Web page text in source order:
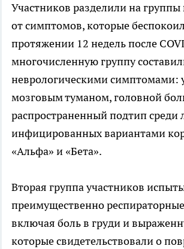
Участников разделили на группы
от симптомов, которые
протяжении 12 недель после
многочисленную группу
неврологическими симптомами:
мозговым туманом, головной
распространенный подтип среди
инфицированных вариантами
«Альфа» и «Бета».
Вторая группа участников
преимущественно
включая боль в груди и
которые свидетельствовали о